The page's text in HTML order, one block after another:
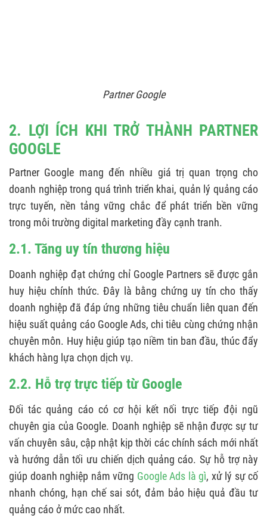
Partner Google
2. LỢI ÍCH KHI TRỞ THÀNH PARTNER
GOOGLE
Partner Google mang đến nhiều giá trị quan trọng cho
doanh nghiệp trong quá trình triển khai, quản lý quảng cáo
trực tuyến, nền tảng vững chắc để phát triển bền vững
trong môi trường digital marketing đầy cạnh tranh.
2.1. Tăng uy tín thương hiệu
Doanh nghiệp đạt chứng chỉ Google Partners sẽ được gắn
huy hiệu chính thức. Đây là bằng chứng uy tín cho thấy
doanh nghiệp đã đáp ứng những tiêu chuẩn liên quan đến
hiệu suất quảng cáo Google Ads, chi tiêu cùng chứng nhận
chuyên môn. Huy hiệu giúp tạo niềm tin ban đầu, thúc đẩy
khách hàng lựa chọn dịch vụ.
2.2. Hỗ trợ trực tiếp từ Google
Đối tác quảng cáo có cơ hội kết nối trực tiếp đội ngũ
chuyên gia của Google. Doanh nghiệp sẽ nhận được sự tư
vấn chuyên sâu, cập nhật kịp thời các chính sách mới nhất
và hướng dẫn tối ưu chiến dịch quảng cáo. Sự hỗ trợ này
giúp doanh nghiệp nắm vững Google Ads là gì, xử lý sự cố
nhanh chóng, hạn chế sai sót, đảm bảo hiệu quả đầu tư
quảng cáo ở mức cao nhất.